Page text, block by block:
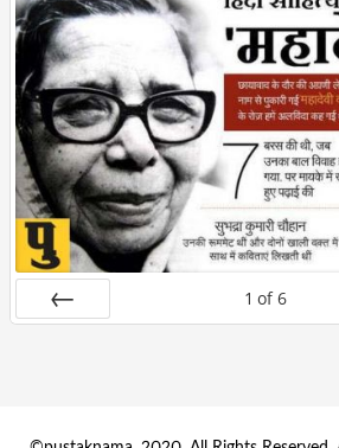
1 of 6